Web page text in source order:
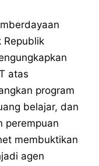
Republik
atas
program
belajar, dan
perempuan
membuktikan
agen